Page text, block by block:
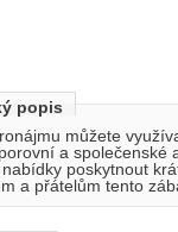
popis
můžete
a společenské
poskytnout
a přátelům tento